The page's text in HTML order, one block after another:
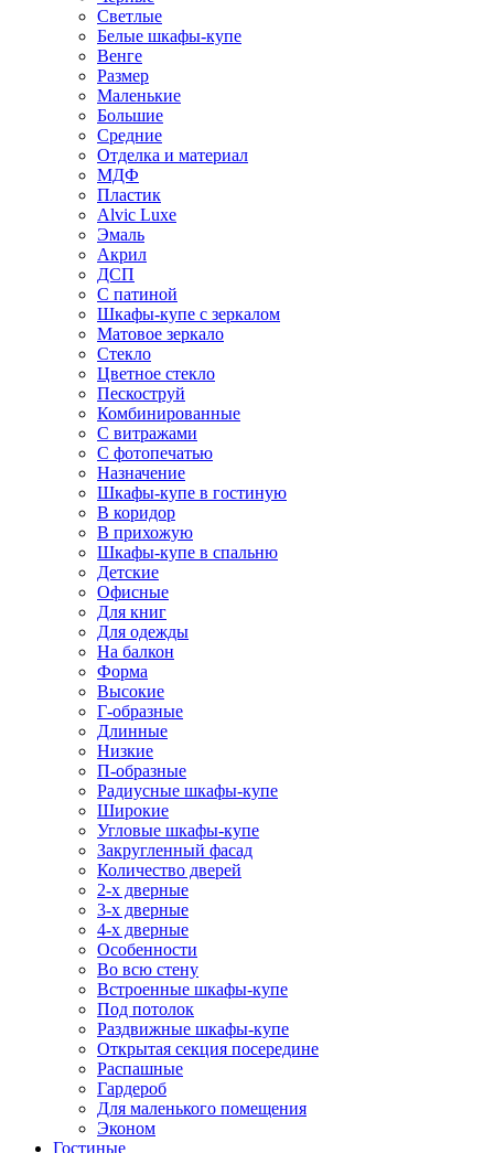
Светлые
Белые шкафы-купе
Венге
Размер
Маленькие
Большие
Средние
Отделка и материал
МДФ
Пластик
Alvic Luxe
Эмаль
Акрил
ДСП
С патиной
Шкафы-купе с зеркалом
Матовое зеркало
Стекло
Цветное стекло
Пескоструй
Комбинированные
С витражами
С фотопечатью
Назначение
Шкафы-купе в гостиную
В коридор
В прихожую
Шкафы-купе в спальню
Детские
Офисные
Для книг
Для одежды
На балкон
Форма
Высокие
Г-образные
Длинные
Низкие
П-образные
Радиусные шкафы-купе
Широкие
Угловые шкафы-купе
Закругленный фасад
Количество дверей
2-х дверные
3-х дверные
4-х дверные
Особенности
Во всю стену
Встроенные шкафы-купе
Под потолок
Раздвижные шкафы-купе
Открытая секция посередине
Распашные
Гардероб
Для маленького помещения
Эконом
Гостиные